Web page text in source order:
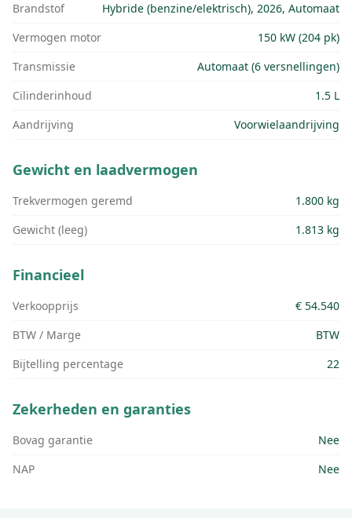
Brandstof
Hybride (benzine/elektrisch), 2026, Automaat
Vermogen motor
150 kW (204 pk)
Transmissie
Automaat (6 versnellingen)
Cilinderinhoud
1.5 L
Aandrijving
Voorwielaandrijving
Gewicht en laadvermogen
Trekvermogen geremd
1.800 kg
Gewicht (leeg)
1.813 kg
Financieel
Verkoopprijs
€ 54.540
BTW / Marge
BTW
Bijtelling percentage
22
Zekerheden en garanties
Bovag garantie
Nee
NAP
Nee